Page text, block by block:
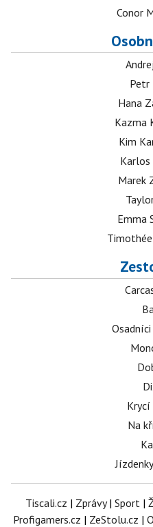
Conor
Petr
Hana
Kazma
Kim
Karlos
Marek
Emma
Krycí
Na
Tiscali.cz | Zprávy| Sport |
Profigamers.cz | ZeStolu.cz |